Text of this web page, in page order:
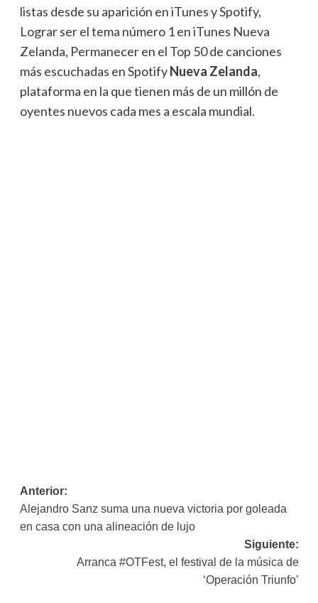
listas desde su aparición en iTunes y Spotify,
Lograr ser el tema número 1 en iTunes Nueva
Zelanda, Permanecer en el Top 50 de canciones
más escuchadas en SpotifyNueva Zelanda,
plataforma en la que tienen más de un millón de
oyentes nuevos cada mes a escala mundial.
Navegación
de
Anterior:
Alejandro Sanz suma una nueva victoria por goleada
en casa con una alineación de lujo
Siguiente:
Arranca #OTFest, el festival de la música de
‘Operación Triunfo’